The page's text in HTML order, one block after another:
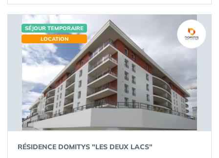
SÉJOUR TEMPORAIRE
LOCATION
RÉSIDENCE DOMITYS "LES DEUX LACS"